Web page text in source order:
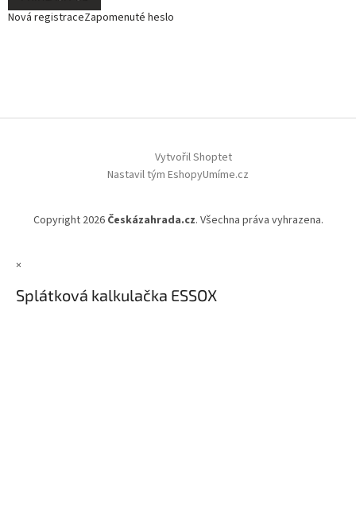
Nová registraceZapomenuté heslo
Vytvořil Shoptet
Nastavil tým EshopyUmíme.cz
Copyright 2026 Českázahrada.cz. Všechna práva vyhrazena.
×
Splátková kalkulačka ESSOX